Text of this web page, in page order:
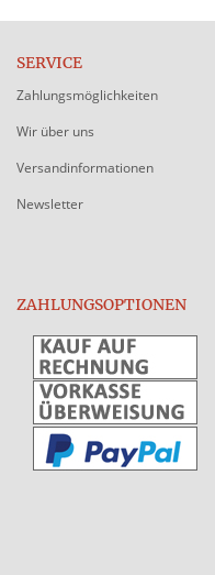
SERVICE
Zahlungsmöglichkeiten
Wir über uns
Versandinformationen
Newsletter
ZAHLUNGSOPTIONEN